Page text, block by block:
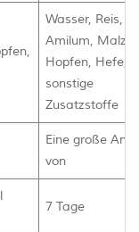
Wasser, Reis,
Amilum, Malz,
Hopfen, Hefe,
sonstige
Zusatzstoffe
Eine große
von
7 Tage